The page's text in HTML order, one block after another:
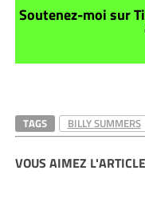
Soutenez-moi sur
TAGS BILLY SUMMERS
VOUS AIMEZ